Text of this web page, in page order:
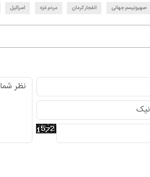
صهیونیسم جهانی انفجار کرمان مردم غزه اسرائیل